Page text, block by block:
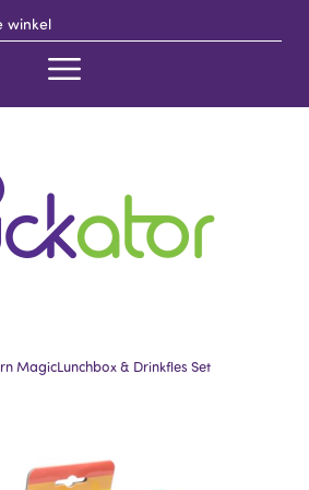
MagicLunchbox & Drinkfles Set